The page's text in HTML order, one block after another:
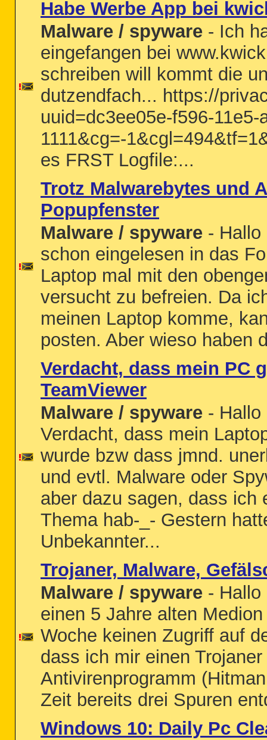
Habe Werbe App bei
Malware / spyware - Ich
eingefangen bei
schreiben will kommt die
dutzendfach... https://
uuid=dc3ee05e-f596-11e5-
1111&cg=-
es FRST Logfile:...
Trotz Malwarebytes und
Popupfenster
Malware / spyware - Hallo
schon eingelesen in das
Laptop mal mit den
versucht zu befreien. Da
meinen Laptop komme,
posten. Aber wieso haben
Verdacht, dass mein PC
TeamViewer
Malware / spyware - Hallo
Verdacht, dass mein
wurde bzw dass jmnd.
und evtl. Malware oder
aber dazu sagen, dass ich
Thema hab-_- Gestern
Unbekannter...
Trojaner, Malware,
Malware / spyware - Hallo
einen 5 Jahre alten
Woche keinen Zugriff auf
dass ich mir einen
Antivirenprogramm
Zeit bereits drei Spuren
Windows 10: Daily Pc